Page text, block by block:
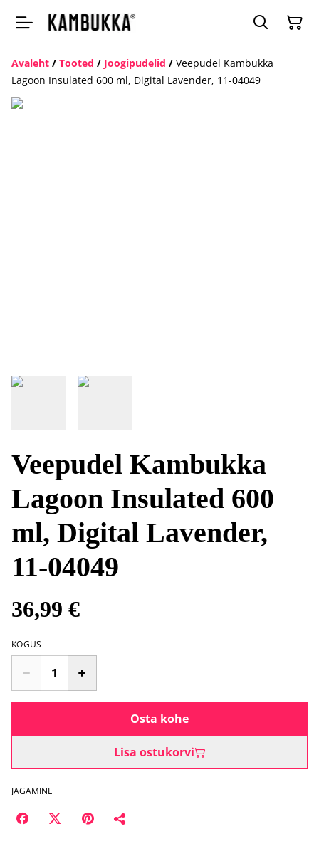
Avaleht / Tooted / Joogipudelid / Veepudel Kambukka
Lagoon Insulated 600 ml, Digital Lavender, 11-04049
Veepudel Kambukka
Lagoon Insulated 600
ml, Digital Lavender,
11-04049
36,99 €
KOGUS
Osta kohe
Lisa ostukorvi
JAGAMINE